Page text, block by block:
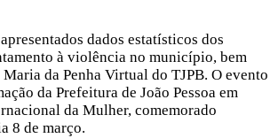
dados estatísticos dos
à violência no município, bem
da Penha Virtual do TJPB. O evento
da Prefeitura de João Pessoa em
da Mulher, comemorado
8 de março.